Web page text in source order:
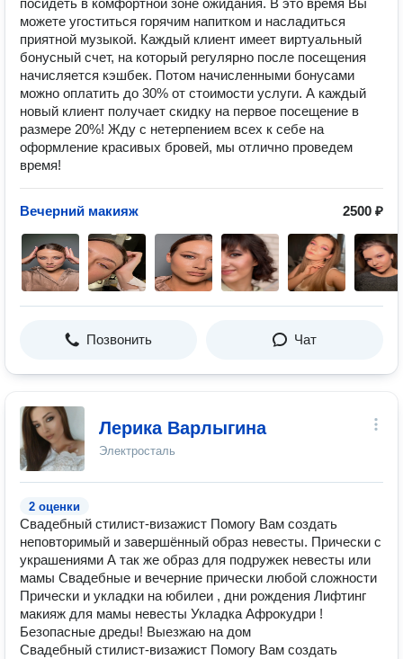
посидеть в комфортной зоне ожидания. В это время Вы
можете угоститься горячим напитком и насладиться
приятной музыкой. Каждый клиент имеет виртуальный
бонусный счет, на который регулярно после посещения
начисляется кэшбек. Потом начисленными бонусами
можно оплатить до 30% от стоимости услуги. А каждый
новый клиент получает скидку на первое посещение в
размере 20%! Жду с нетерпением всех к себе на
оформление красивых бровей, мы отлично проведем
время!
Вечерний макияж 2500 ₽
Позвонить Чат
Лерика Варлыгина
Электросталь
2 оценки
Свадебный стилист-визажист Помогу Вам создать
неповторимый и завершённый образ невесты. Прически с
украшениями А так же образ для подружек невесты или
мамы Свадебные и вечерние прически любой сложности
Прически и укладки на юбилеи , дни рождения Лифтинг
макияж для мамы невесты Укладка Афрокудри !
Безопасные дреды! Выезжаю на дом
Свадебный стилист-визажист Помогу Вам создать